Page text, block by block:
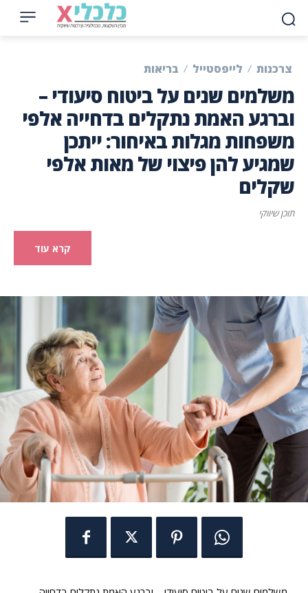
בריאות לייפסטייל צרכנות
משלמים שנים על ביטוח סיעודי –
וברגע האמת נתקלים בדחייה אלפי
משפחות מגלות באיחור: ייתכן
שמגיע להן פיצוי של מאות אלפי
שקלים
תוכן שיווקי
קרא עוד